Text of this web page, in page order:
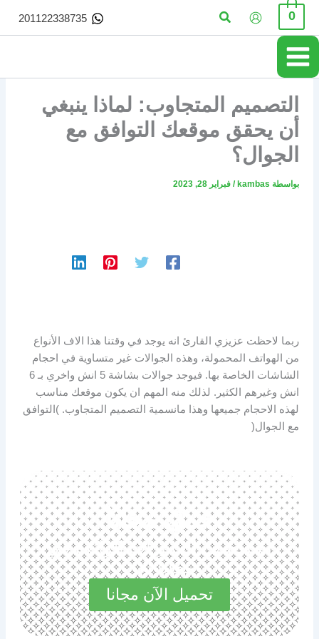
تخطي
المحتوى
0 البحث 201122338735
التصميم المتجاوب: لماذا ينبغي
أن يحقق موقعك التوافق مع
الجوال؟
بواسطة kambas
/ فبراير 28, 2023
ربما لاحظت عزيزي القارئ انه يوجد في وقتنا هذا الاف الأنواع
من الهواتف المحمولة، وهذه الجوالات غير متساوية في احجام
الشاشات الخاصة بها. فيوجد جوالات بشاشة 5 انش واخري بـ 6
انش وغيرهم الكثير. لذلك منه المهم ان يكون موقعك مناسب
لهذه الاحجام جميعها وهذا مانسمية التصميم المتجاوب. )التوافق
مع الجوال(
حمل مجانا
استكشف المميزات الرائعة في
مجاناً الآن
تحميل الآن مجانا